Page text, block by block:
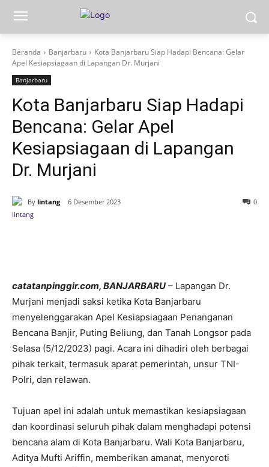
Beranda Banjarbaru
Kota Banjarbaru Siap Hadapi Bencana: Gelar
Apel Kesiapsiagaan di Lapangan Dr. Murjani
Banjarbaru
Kota Banjarbaru Siap Hadapi
Bencana: Gelar Apel
Kesiapsiagaan di Lapangan
Dr. Murjani
By lintang 6 Desember 2023 0
catatanpinggir.com, BANJARBARU – Lapangan Dr.
Murjani menjadi saksi ketika Kota Banjarbaru
menyelenggarakan Apel Kesiapsiagaan Penanganan
Bencana Banjir, Puting Beliung, dan Tanah Longsor pada
Selasa (5/12/2023) pagi. Acara ini dihadiri oleh berbagai
pihak terkait, termasuk aparat pemerintah, unsur TNI-
Polri, dan relawan.
Tujuan apel ini adalah untuk memastikan kesiapsiagaan
dan koordinasi seluruh pihak dalam menghadapi potensi
bencana alam di Kota Banjarbaru. Wali Kota Banjarbaru,
Aditya Mufti Ariffin, memberikan amanat, menyoroti